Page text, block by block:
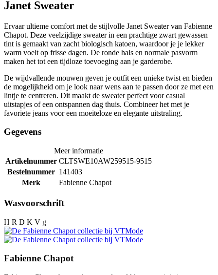
Janet Sweater
Ervaar ultieme comfort met de stijlvolle Janet Sweater van Fabienne
Chapot. Deze veelzijdige sweater in een prachtige zwart gewassen
tint is gemaakt van zacht biologisch katoen, waardoor je je lekker
warm voelt op frisse dagen. De ronde hals en normale pasvorm
maken het tot een tijdloze toevoeging aan je garderobe.
De wijdvallende mouwen geven je outfit een unieke twist en bieden
de mogelijkheid om je look naar wens aan te passen door ze met een
lintje te centreren. Dit maakt de sweater perfect voor casual
uitstapjes of een ontspannen dag thuis. Combineer het met je
favoriete jeans voor een moeiteloze en elegante uitstraling.
Gegevens
Meer informatie
Artikelnummer CLTSWE10AW259515-9515
Bestelnummer 141403
Merk
Fabienne Chapot
Wasvoorschrift
H R D K V g
Fabienne Chapot